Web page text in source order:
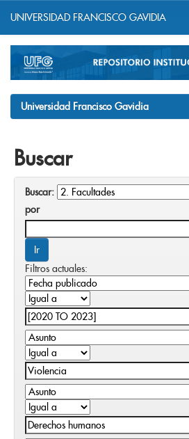
navigation
UNIVERSIDAD FRANCISCO GAVIDIA
Universidad Francisco Gavidia
Buscar
Buscar:
por
Filtros actuales: